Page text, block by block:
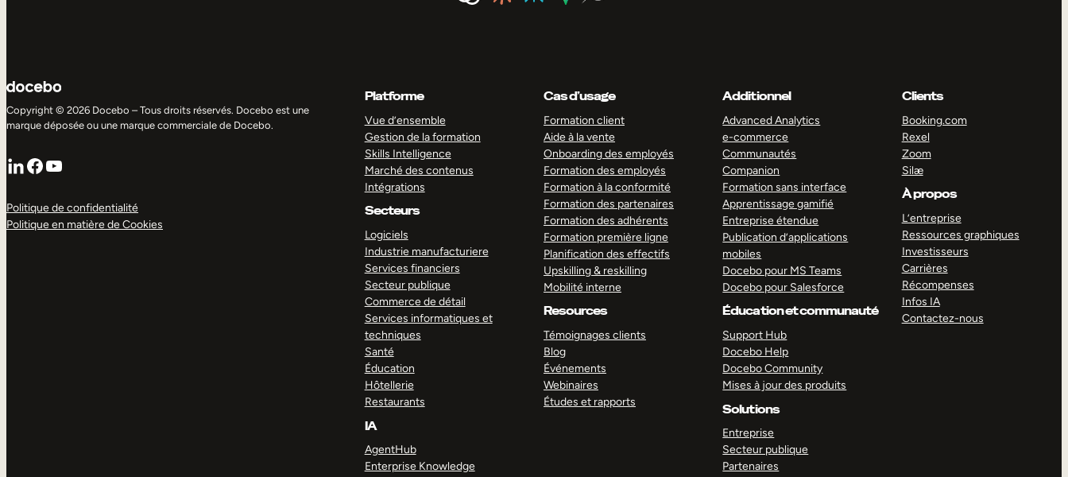
Copyright © 2026 Docebo – Tous droits réservés. Docebo est une
marque déposée ou une marque commerciale de Docebo.
LinkedIn
Facebook
YouTube
Politique de confidentialité
Politique en matière de Cookies
Platforme
Vue d’ensemble
Gestion de la formation
Skills Intelligence
Marché des contenus
Intégrations
Secteurs
Logiciels
Industrie manufacturiere
Services financiers
Secteur publique
Commerce de détail
Services informatiques et
techniques
Santé
Éducation
Hôtellerie
Restaurants
IA
AgentHub
Enterprise Knowledge
Cas d’usage
Formation client
Aide à la vente
Onboarding des employés
Formation des employés
Formation à la conformité
Formation des partenaires
Formation des adhérents
Formation première ligne
Planification des effectifs
Upskilling & reskilling
Mobilité interne
Resources
Témoignages clients
Blog
Événements
Webinaires
Études et rapports
Additionnel
Advanced Analytics
e-commerce
Communautés
Companion
Formation sans interface
Apprentissage gamifié
Entreprise étendue
Publication d’applications
mobiles
Docebo pour MS Teams
Docebo pour Salesforce
Éducation et communauté
Support Hub
Docebo Help
Docebo Community
Mises à jour des produits
Solutions
Entreprise
Secteur publique
Partenaires
Clients
Booking.com
Rexel
Zoom
Silæ
À propos
L’entreprise
Ressources graphiques
Investisseurs
Carrières
Récompenses
Infos IA
Contactez-nous